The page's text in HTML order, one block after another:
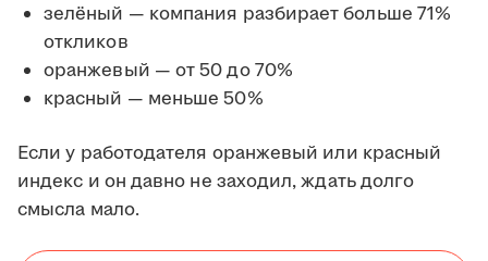
зелёный — компания разбирает больше 71%
откликов
оранжевый — от 50 до 70%
красный — меньше 50%
Если у работодателя оранжевый или красный
индекс и он давно не заходил, ждать долго
смысла мало.